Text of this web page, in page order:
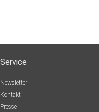
Service
Newsletter
Kontakt
Presse